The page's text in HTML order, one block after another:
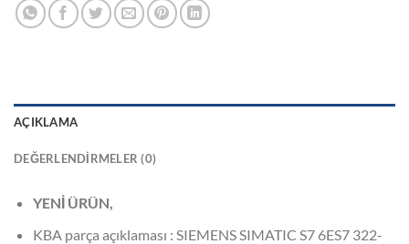
AÇIKLAMA
DEĞERLENDIRMELER (0)
YENİ ÜRÜN,
KBA parça açıklaması : SIEMENS SIMATIC S7 6ES7 322-